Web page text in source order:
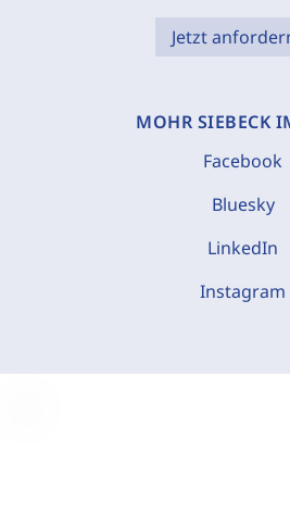
Jetzt
MOHR SIEBECK
Facebook
Bluesky
LinkedIn
Instagram